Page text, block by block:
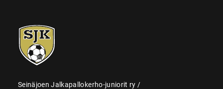
SJK-
juniorit
Seinäjoen Jalkapallokerho-juniorit ry /